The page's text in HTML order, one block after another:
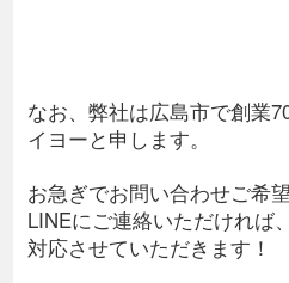
なお、弊社は広島市で創業
イヨーと申します。
お急ぎでお問い合わせご希
LINEにご連絡いただければ
対応させていただきます！